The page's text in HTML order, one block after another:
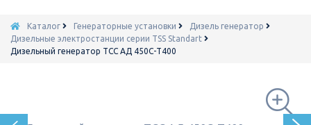
Каталог Генераторные установки
Дизель генератор
Дизельные электростанции серии TSS Standart
Дизельный генератор ТСС АД 450С-Т400